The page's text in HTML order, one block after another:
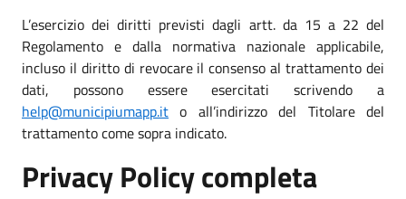
L’esercizio dei diritti previsti dagli artt. da 15 a 22 del
Regolamento e dalla normativa nazionale applicabile,
incluso il diritto di revocare il consenso al trattamento dei
dati, possono essere esercitati scrivendo a
help@municipiumapp.it o all’indirizzo del Titolare del
trattamento come sopra indicato.
Privacy Policy completa